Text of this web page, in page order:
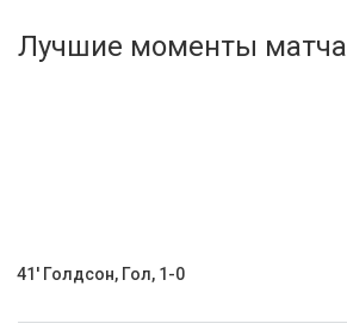
Активировать промокод
Лучшие моменты матча
41' Голдсон, Гол, 1-0